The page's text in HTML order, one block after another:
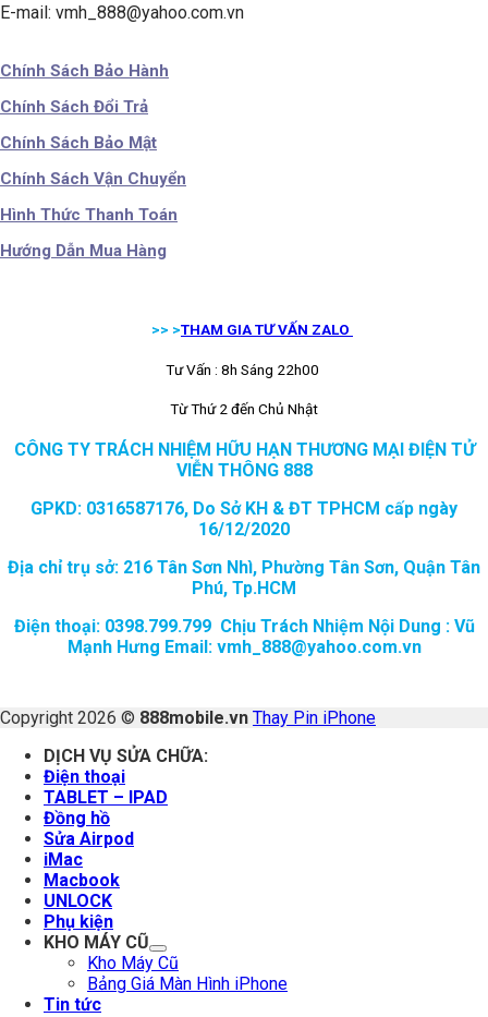
E-mail: vmh_888@yahoo.com.vn
Chính Sách Bảo Hành
Chính Sách Đổi Trả
Chính Sách Bảo Mật
Chính Sách Vận Chuyển
Hình Thức Thanh Toán
Hướng Dẫn Mua Hàng
>> >THAM GIA TƯ VẤN ZALO
Tư Vấn : 8h Sáng 22h00
Từ Thứ 2 đến Chủ Nhật
CÔNG TY TRÁCH NHIỆM HỮU HẠN THƯƠNG MẠI ĐIỆN TỬ
VIỄN THÔNG 888
GPKD: 0316587176, Do Sở KH & ĐT TPHCM cấp ngày
16/12/2020
Địa chỉ trụ sở: 216 Tân Sơn Nhì, Phường Tân Sơn, Quận Tân
Phú, Tp.HCM
Điện thoại: 0398.799.799 Chịu Trách Nhiệm Nội Dung : Vũ
Mạnh Hưng Email: vmh_888@yahoo.com.vn
Copyright 2026 © 888mobile.vn Thay Pin iPhone
DỊCH VỤ SỬA CHỮA:
Điện thoại
TABLET – IPAD
Đồng hồ
Sửa Airpod
iMac
Macbook
UNLOCK
Phụ kiện
KHO MÁY CŨ
Kho Máy Cũ
Bảng Giá Màn Hình iPhone
Tin tức